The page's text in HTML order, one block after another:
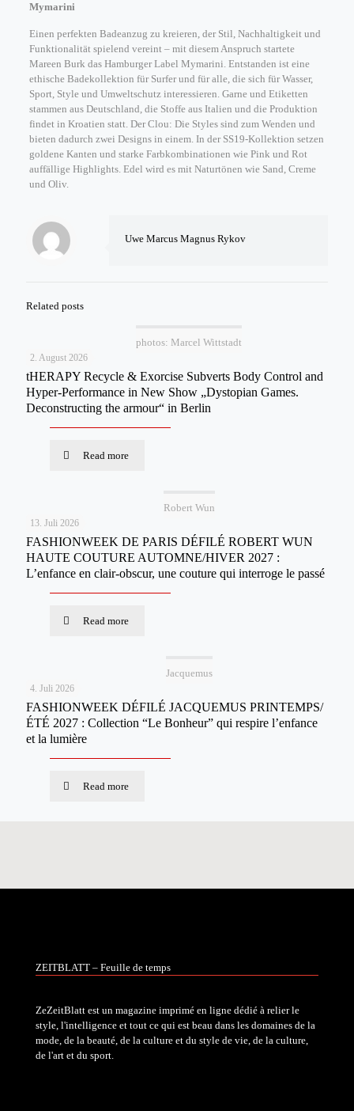
Mymarini
Einen perfekten Badeanzug zu kreieren, der Stil, Nachhaltigkeit und
Funktionalität spielend vereint – mit diesem Anspruch startete
Mareen Burk das Hamburger Label Mymarini. Entstanden ist eine
ethische Badekollektion für Surfer und für alle, die sich für Wasser,
Sport, Style und Umweltschutz interessieren. Garne und Etiketten
stammen aus Deutschland, die Stoffe aus Italien und die Produktion
findet in Kroatien statt. Der Clou: Die Styles sind zum Wenden und
bieten dadurch zwei Designs in einem. In der SS19-Kollektion setzen
goldene Kanten und starke Farbkombinationen wie Pink und Rot
auffällige Highlights. Edel wird es mit Naturtönen wie Sand, Creme
und Oliv.
Uwe Marcus Magnus Rykov
Related posts
photos: Marcel Wittstadt
2. August 2026
tHERAPY Recycle & Exorcise Subverts Body Control and
Hyper-Performance in New Show „Dystopian Games.
Deconstructing the armour“ in Berlin
Read more
Robert Wun
13. Juli 2026
FASHIONWEEK DE PARIS DÉFILÉ ROBERT WUN
HAUTE COUTURE AUTOMNE/HIVER 2027 :
L’enfance en clair-obscur, une couture qui interroge le passé
Read more
Jacquemus
4. Juli 2026
FASHIONWEEK DÉFILÉ JACQUEMUS PRINTEMPS/
ÉTÉ 2027 : Collection “Le Bonheur” qui respire l’enfance
et la lumière
Read more
ZEITBLATT – Feuille de temps
ZeZeitBlatt est un magazine imprimé en ligne dédié à relier le
style, l'intelligence et tout ce qui est beau dans les domaines de la
mode, de la beauté, de la culture et du style de vie, de la culture,
de l'art et du sport.